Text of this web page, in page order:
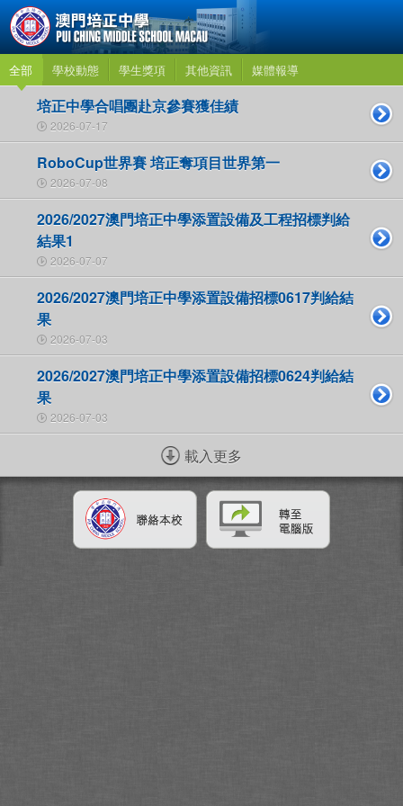
全部 學校動態 學生獎項 其他資訊 媒體報導
培正中學合唱團赴京參賽獲佳績
2026-07-17
RoboCup世界賽 培正奪項目世界第一
2026-07-08
2026/2027澳門培正中學添置設備及工程招標判給
結果1
2026-07-07
2026/2027澳門培正中學添置設備招標0617判給結
果
2026-07-03
2026/2027澳門培正中學添置設備招標0624判給結
果
2026-07-03
載入更多